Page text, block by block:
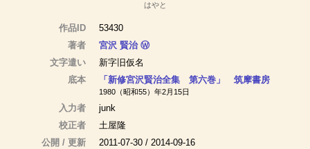
はやと
作品ID
53430
著者
宮沢 賢治 Ⓦ
文字遣い
新字旧仮名
底本
「新修宮沢賢治全集 第六巻」 筑摩書房
1980（昭和55）年2月15日
入力者
junk
校正者
土屋隆
公開 / 更新
2011-07-30 / 2014-09-16